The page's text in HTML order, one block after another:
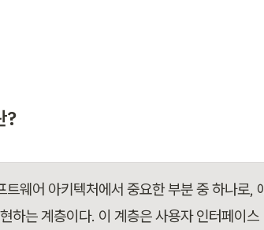
?
웨어 아키텍처에서 중요한 부분 중 하나로,
하는 계층이다. 이 계층은 사용자 인터페이스